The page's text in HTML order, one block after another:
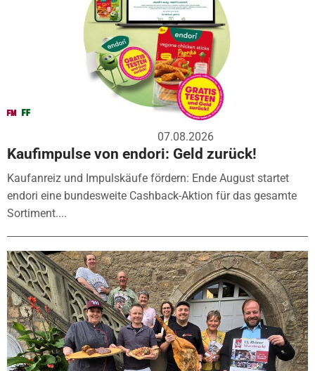
07.08.2026
Kaufimpulse von endori: Geld zurück!
Kaufanreiz und Impulskäufe fördern: Ende August startet
endori eine bundesweite Cashback-Aktion für das gesamte
Sortiment....